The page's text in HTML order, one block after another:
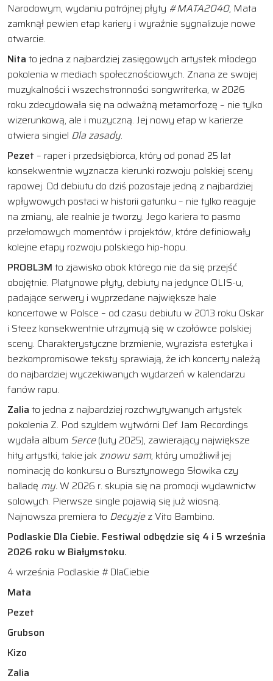
Narodowym, wydaniu potrójnej płyty #MATA2040, Mata
zamknął pewien etap kariery i wyraźnie sygnalizuje nowe
otwarcie.
Nita to jedna z najbardziej zasięgowych artystek młodego
pokolenia w mediach społecznościowych. Znana ze swojej
muzykalności i wszechstronności songwriterka, w 2026
roku zdecydowała się na odważną metamorfozę – nie tylko
wizerunkową, ale i muzyczną. Jej nowy etap w karierze
otwiera singiel Dla zasady.
Pezet – raper i przedsiębiorca, który od ponad 25 lat
konsekwentnie wyznacza kierunki rozwoju polskiej sceny
rapowej. Od debiutu do dziś pozostaje jedną z najbardziej
wpływowych postaci w historii gatunku – nie tylko reaguje
na zmiany, ale realnie je tworzy. Jego kariera to pasmo
przełomowych momentów i projektów, które definiowały
kolejne etapy rozwoju polskiego hip-hopu.
PRO8L3M to zjawisko obok którego nie da się przejść
obojętnie. Platynowe płyty, debiuty na jedynce OLIS-u,
padające serwery i wyprzedane największe hale
koncertowe w Polsce – od czasu debiutu w 2013 roku Oskar
i Steez konsekwentnie utrzymują się w czołówce polskiej
sceny. Charakterystyczne brzmienie, wyrazista estetyka i
bezkompromisowe teksty sprawiają, że ich koncerty należą
do najbardziej wyczekiwanych wydarzeń w kalendarzu
fanów rapu.
Zalia to jedna z najbardziej rozchwytywanych artystek
pokolenia Z. Pod szyldem wytwórni Def Jam Recordings
wydała album Serce(luty 2025), zawierający największe
hity artystki, takie jak znowu sam, który umożliwił jej
nominację do konkursu o Bursztynowego Słowika czy
balladę my.W 2026 r. skupia się na promocji wydawnictw
solowych. Pierwsze single pojawią się już wiosną.
Najnowsza premiera to Decyzjez Vito Bambino.
Podlaskie Dla Ciebie. Festiwal odbędzie się 4 i 5 września
2026 roku w Białymstoku.
4 września Podlaskie #DlaCiebie
Mata
Pezet
Grubson
Kizo
Zalia